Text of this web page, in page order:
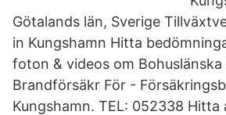
Götalands län, Sverige
in Kungshamn Hitta
foton & videos om
Brandförsäkr För -
Kungshamn. TEL: 052338